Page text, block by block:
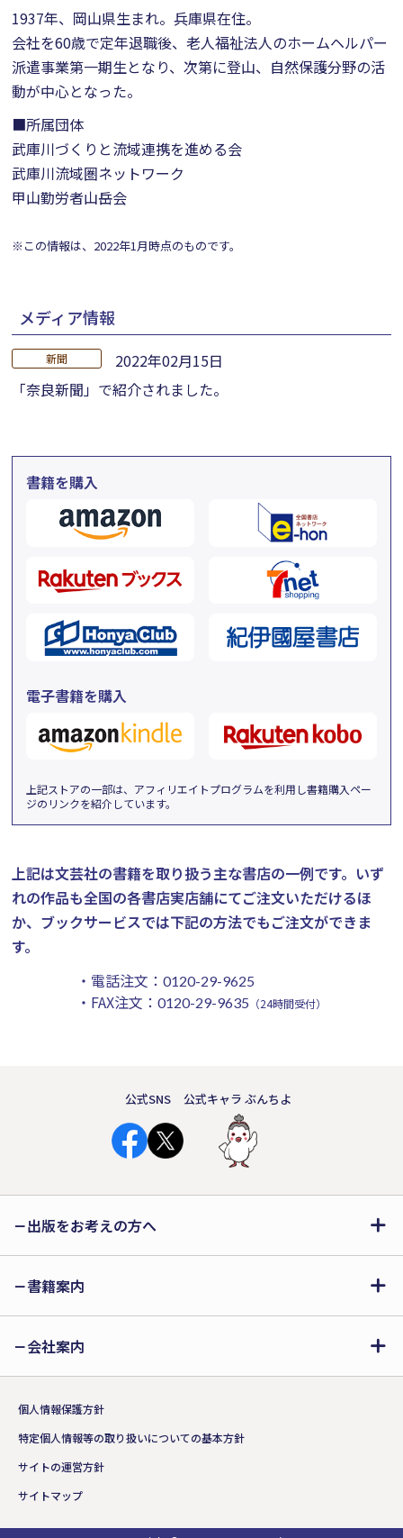
1937年、岡山県生まれ。兵庫県在住。
会社を60歳で定年退職後、老人福祉法人のホームヘルパー
派遣事業第一期生となり、次第に登山、自然保護分野の活
動が中心となった。
■所属団体
武庫川づくりと流域連携を進める会
武庫川流域圏ネットワーク
甲山勤労者山岳会
※この情報は、2022年1月時点のものです。
メディア情報
新聞
2022年02月15日
「奈良新聞」で紹介されました。
書籍を購入
電子書籍を購入
上記ストアの一部は、アフィリエイトプログラムを利用し書籍購入ペー
ジのリンクを紹介しています。
上記は文芸社の書籍を取り扱う主な書店の一例です。 いず
れの作品も全国の各書店実店舗にてご注文いただけるほ
か、ブックサービスでは下記の方法でもご注文ができま
す。
・電話注文： 0120-29-9625
・FAX注文： 0120-29-9635 （24時間受付）
公式SNS 公式キャラ ぶんちよ
出版をお考えの方へ
書籍案内
会社案内
個人情報保護方針
特定個人情報等の取り扱いについての基本方針
サイトの運営方針
サイトマップ